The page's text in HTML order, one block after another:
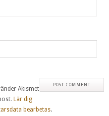
Akismet
Lär dig
bearbetas.